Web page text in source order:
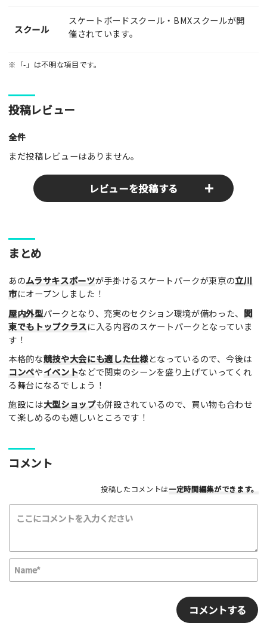
スクール
スケートボードスクール・BMXスクールが開
催されています。
※「-」は不明な項目です。
投稿レビュー
全件
まだ投稿レビューはありません。
レビューを投稿する
ここのパークやスポットの感想をぜひお寄せください！みんな
の参考となります！
レビュータイトル（※必須）
レビュー本文（※必須）
スケートボード
スクーター
最高！
よかった！ ふつう
いまいち
最悪
上級者向け
利用者多い
利用者少ない
女性多い
まとめ
あのムラサキスポーツが手掛けるスケートパークが東京の立川
市にオープンしました！
屋内外型パークとなり、充実のセクション環境が備わった、 関
東でもトップクラスに入る内容のスケートパークとなっていま
す！
本格的な競技や大会にも適した仕様となっているので、今後は
コンペやイベントなどで関東のシーンを盛り上げていってくれ
る舞台になるでしょう！
施設には大型ショップも併設されているので、買い物も合わせ
て楽しめるのも嬉しいところです！
コメント
投稿したコメントは一定時間編集ができます。
*